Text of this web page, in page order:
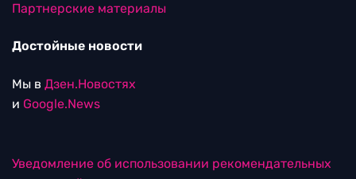
Партнерские материалы
Достойные новости
Мы в Дзен.Новостях
и Google.News
Уведомление об использовании рекомендательных